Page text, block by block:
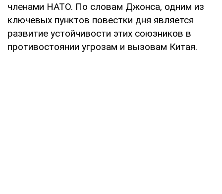
членами НАТО. По словам Джонса, одним из
ключевых пунктов повестки дня является
развитие устойчивости этих союзников в
противостоянии угрозам и вызовам Китая.